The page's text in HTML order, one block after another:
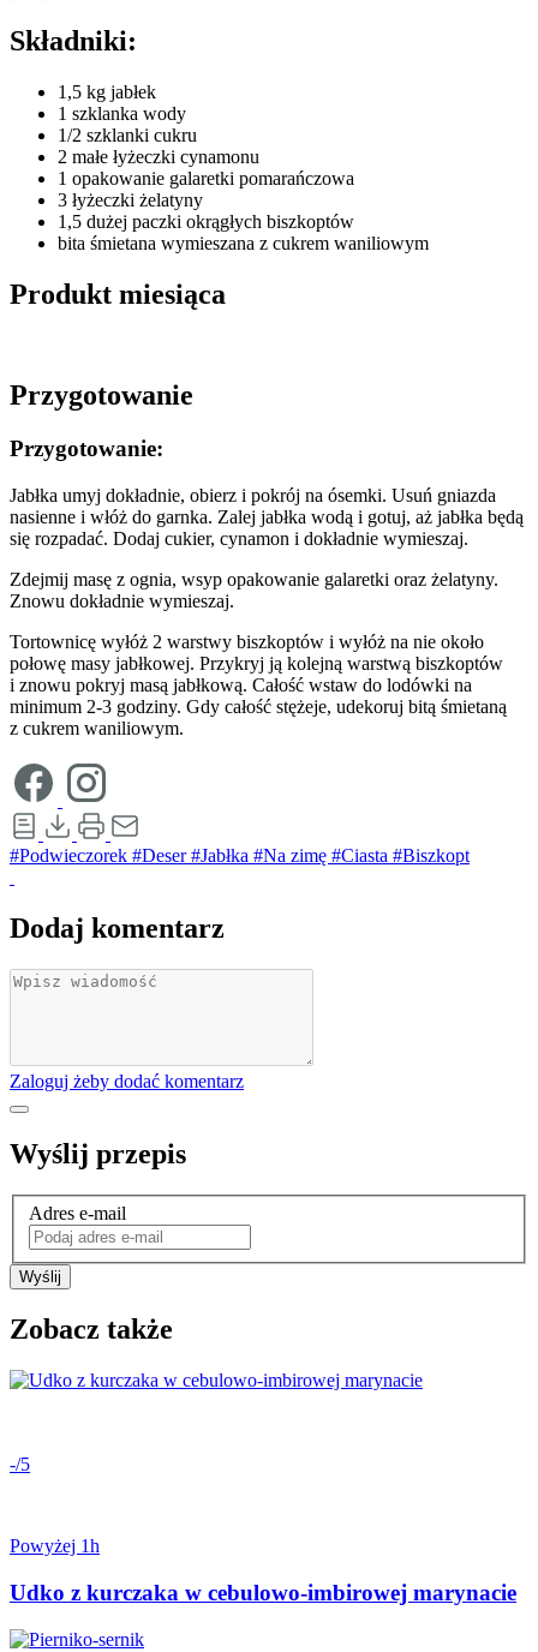
Składniki:
1,5 kg jabłek
1 szklanka wody
1/2 szklanki cukru
2 małe łyżeczki cynamonu
1 opakowanie galaretki pomarańczowa
3 łyżeczki żelatyny
1,5 dużej paczki okrągłych biszkoptów
bita śmietana wymieszana z cukrem waniliowym
Produkt miesiąca
Przygotowanie
Przygotowanie:
Jabłka umyj dokładnie, obierz i pokrój na ósemki. Usuń gniazda
nasienne i włóż do garnka. Zalej jabłka wodą i gotuj, aż jabłka będą
się rozpadać. Dodaj cukier, cynamon i dokładnie wymieszaj.
Zdejmij masę z ognia, wsyp opakowanie galaretki oraz żelatyny.
Znowu dokładnie wymieszaj.
Tortownicę wyłóż 2 warstwy biszkoptów i wyłóż na nie około
połowę masy jabłkowej. Przykryj ją kolejną warstwą biszkoptów
i znowu pokryj masą jabłkową. Całość wstaw do lodówki na
minimum 2-3 godziny. Gdy całość stężeje, udekoruj bitą śmietaną
z cukrem waniliowym.
#Podwieczorek #Deser#Jabłka #Na zimę #Ciasta #Biszkopt
Dodaj komentarz
Zaloguj żeby dodać komentarz
Wyślij przepis
Adres e-mail
Wyślij
Zobacz także
-/5
Powyżej 1h
Udko z kurczaka w cebulowo-imbirowej marynacie